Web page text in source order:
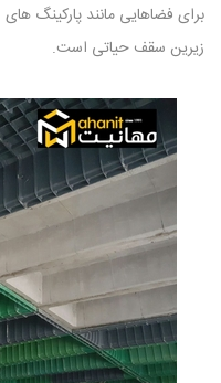
برای فضاهایی مانند پارکینگ
زیرین سقف حیاتی است.